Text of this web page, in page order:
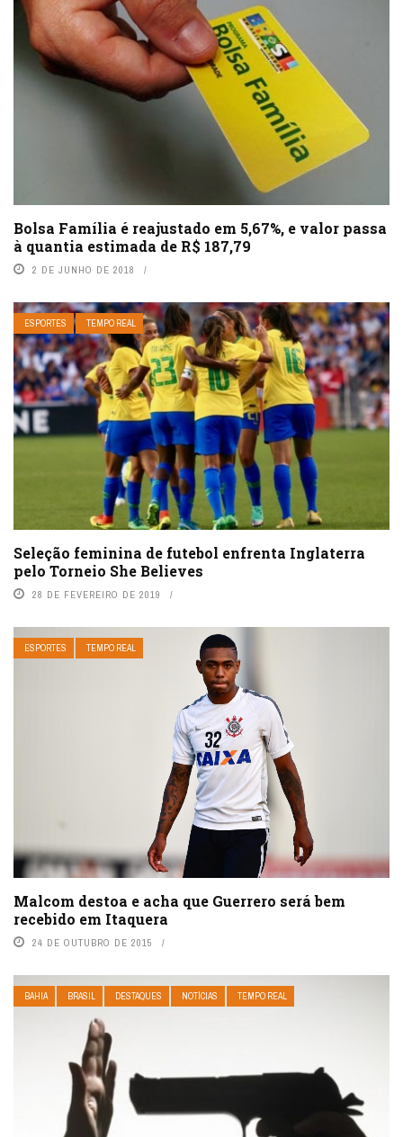
Bolsa Família é reajustado em 5,67%, e valor passa
à quantia estimada de R$ 187,79
2 DE JUNHO DE 2018
ESPORTES TEMPO REAL
Seleção feminina de futebol enfrenta Inglaterra
pelo Torneio She Believes
28 DE FEVEREIRO DE 2019
ESPORTES TEMPO REAL
Malcom destoa e acha que Guerrero será bem
recebido em Itaquera
24 DE OUTUBRO DE 2015
BAHIA BRASIL DESTAQUES NOTÍCIAS TEMPO REAL